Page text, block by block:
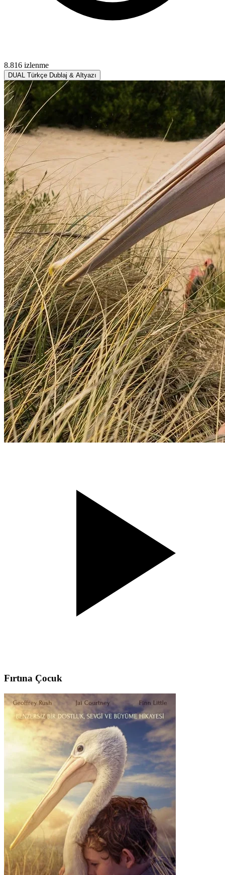
8.816 izlenme
DUAL Türkçe Dublaj & Altyazı
Fırtına Çocuk